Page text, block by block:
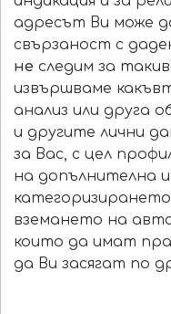
адресът Ви може
свързаност с
не следим за
извършваме
анализ или друга
и другите лични
за Вас, с цел
на допълнителна
вземането на
които да имат
да Ви засягат по